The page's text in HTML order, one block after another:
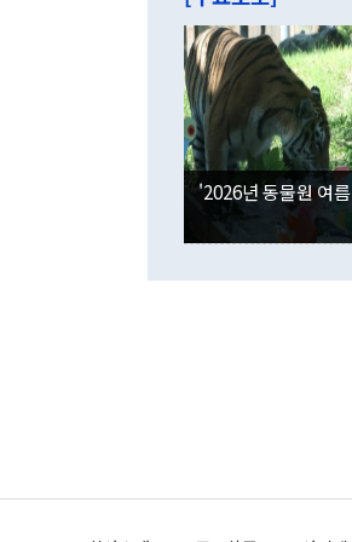
'2026년 동물원 여